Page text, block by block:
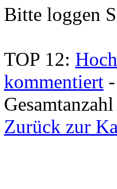
Bitte loggen
TOP 12:
kommentiert -
Zurück zur